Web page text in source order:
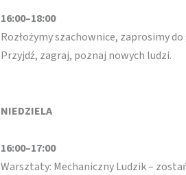
16:00–18:00
Rozłożymy szachownice, zaprosimy
Przyjdź, zagraj, poznaj nowych ludzi.
NIEDZIELA
16:00–17:00
Warsztaty: Mechaniczny Ludzik –